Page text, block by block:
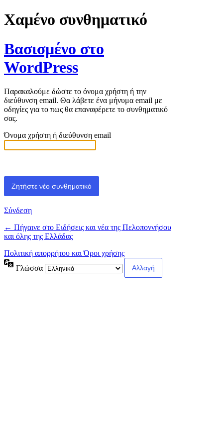
Χαμένο συνθηματικό
Βασισμένο στο
WordPress
Παρακαλούμε δώστε το όνομα χρήστη ή την
διεύθυνση email. Θα λάβετε ένα μήνυμα email με
οδηγίες για το πως θα επαναφέρετε το συνθηματικό
σας.
Όνομα χρήστη ή διεύθυνση email
Σύνδεση
← Πήγαινε στο Ειδήσεις και νέα της Πελοποννήσου
και όλης της Ελλάδας
Πολιτική απορρήτου και Όροι χρήσης
Γλώσσα